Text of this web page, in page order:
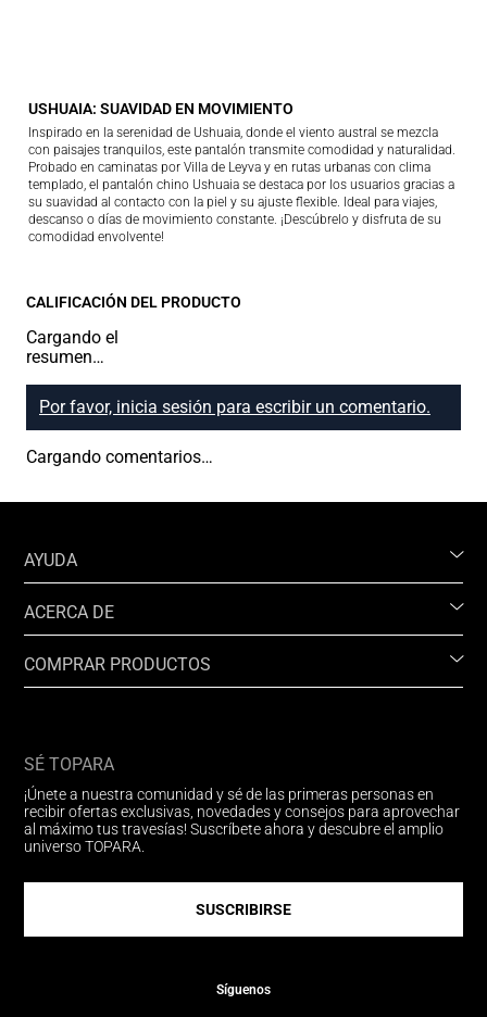
USHUAIA: SUAVIDAD EN MOVIMIENTO
Inspirado en la serenidad de Ushuaia, donde el viento austral se mezcla
con paisajes tranquilos, este pantalón transmite comodidad y naturalidad.
Probado en caminatas por Villa de Leyva y en rutas urbanas con clima
templado, el pantalón chino Ushuaia se destaca por los usuarios gracias a
su suavidad al contacto con la piel y su ajuste flexible. Ideal para viajes,
descanso o días de movimiento constante. ¡Descúbrelo y disfruta de su
comodidad envolvente!
CALIFICACIÓN DEL PRODUCTO
Cargando el
resumen…
Por favor, inicia sesión para escribir un comentario.
Cargando comentarios…
AYUDA
ACERCA DE
COMPRAR PRODUCTOS
SÉ TOPARA
¡Únete a nuestra comunidad y sé de las primeras personas en
recibir ofertas exclusivas, novedades y consejos para aprovechar
al máximo tus travesías! Suscríbete ahora y descubre el amplio
universo TOPARA.
SUSCRIBIRSE
Síguenos